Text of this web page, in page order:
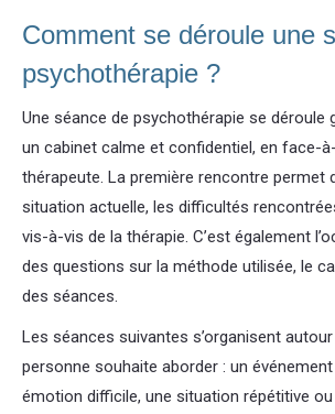
Comment se déroule une
psychothérapie ?
Une séance de psychothérapie se déroule
un cabinet calme et confidentiel, en face-
thérapeute. La première rencontre permet
situation actuelle, les difficultés
vis-à-vis de la thérapie. C’est également
des questions sur la méthode utilisée, le
des séances.
Les séances suivantes s’organisent
personne souhaite aborder : un
émotion difficile, une situation répétitive